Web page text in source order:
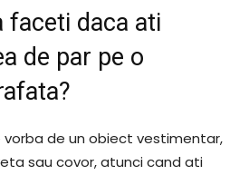
faceti daca ati
de par pe o
de un obiect vestimentar,
sau covor, atunci cand ati